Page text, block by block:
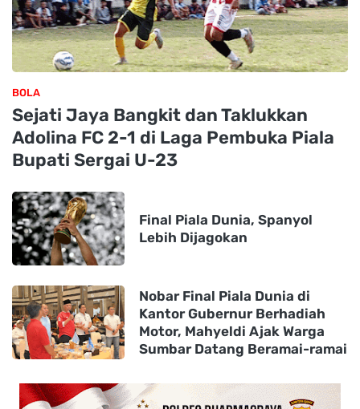
BOLA
Sejati Jaya Bangkit dan Taklukkan
Adolina FC 2-1 di Laga Pembuka Piala
Bupati Sergai U-23
Final Piala Dunia, Spanyol
Lebih Dijagokan
Nobar Final Piala Dunia di
Kantor Gubernur Berhadiah
Motor, Mahyeldi Ajak Warga
Sumbar Datang Beramai-ramai